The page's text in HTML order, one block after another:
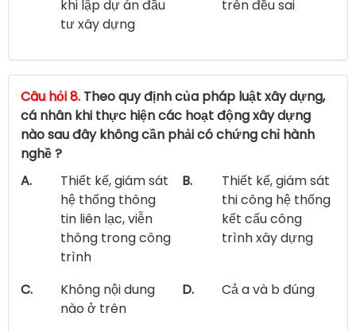
khi lập dự án đầu
tư xây dựng
trên đều sai
Câu hỏi 8. Theo quy định của pháp luật xây dựng,
cá nhân khi thực hiện các hoạt động xây dựng
nào sau đây không cần phải có chứng chỉ hành
nghề ?
A.
Thiết kế, giám sát
hệ thống thông
tin liên lạc, viễn
thông trong công
trình
B.
Thiết kế, giám sát
thi công hệ thống
kết cấu công
trình xây dựng
C.
Không nội dung
nào ở trên
D. Cả a và b đúng